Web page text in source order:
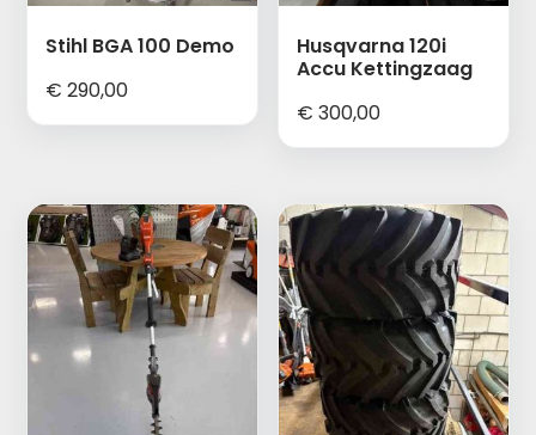
Stihl BGA 100 Demo
€ 290,00
Husqvarna 120i
Accu Kettingzaag
€ 300,00